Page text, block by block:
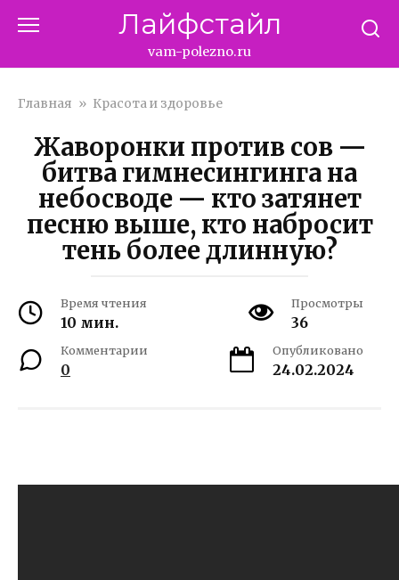
Лайфстайл
vam-polezno.ru
Главная » Красота и здоровье
Жаворонки против сов —
битва гимнесингинга на
небосводе — кто затянет
песню выше, кто набросит
тень более длинную?
Время чтения
10 мин.
Просмотры
36
Комментарии
0
Опубликовано
24.02.2024